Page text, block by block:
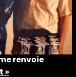
renvoie
»